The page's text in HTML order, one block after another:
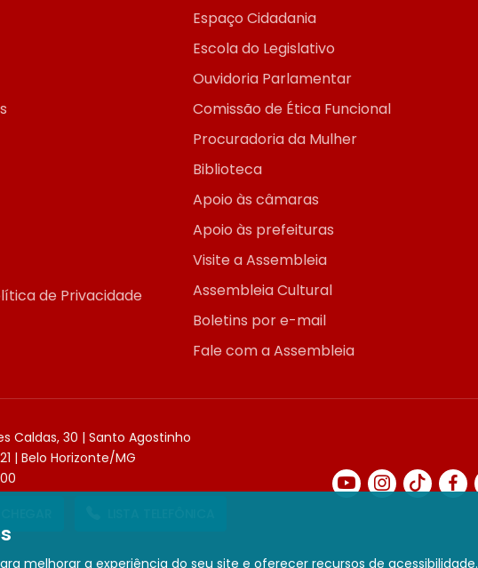
melhorar a experiência do seu site e oferecer recursos de acessibilidade.
Espaço Cidadania
Escola do Legislativo
Ouvidoria Parlamentar
Comissão de Ética Funcional
Procuradoria da Mulher
Biblioteca
Apoio às câmaras
Apoio às prefeituras
Visite a Assembleia
Assembleia Cultural
Boletins por e-mail
Fale com a Assembleia
de Privacidade
Caldas, 30 | Santo Agostinho
| Belo Horizonte/MG